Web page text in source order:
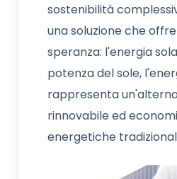
sostenibilità
una soluzione che
speranza: l'energia
potenza del sole,
rappresenta
rinnovabile ed
energetiche